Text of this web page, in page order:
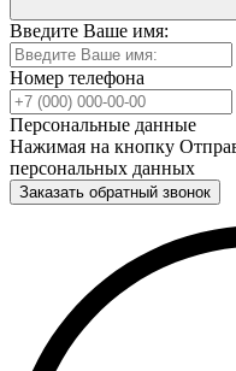
Введите Ваше имя:
Номер телефона
Персональные данные
Нажимая на кнопку
персональных данных
Заказать обратный звонок